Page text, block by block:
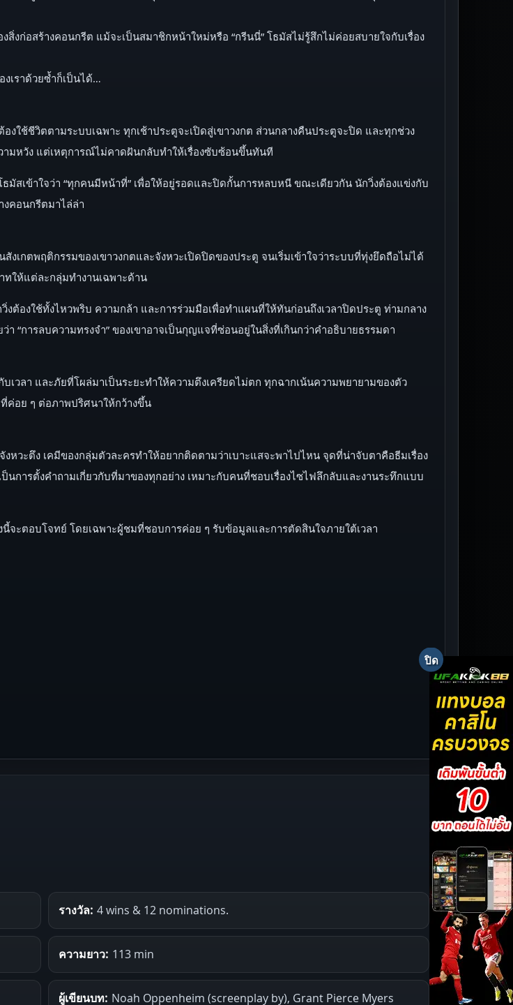
งก่อสร้างคอนกรีต แม้จะเป็นสมาชิกหน้าใหม่หรือ “กรีนนี่” โธมัสไม่รู้สึกไม่ค่อยสบายใจกับเรื่อง
เราด้วยซ้ำก็เป็นได้…
ใช้ชีวิตตามระบบเฉพาะ ทุกเช้าประตูจะเปิดสู่เขาวงกต ส่วนกลางคืนประตูจะปิด และทุกช่วง
ามหวัง แต่เหตุการณ์ไม่คาดฝันกลับทำให้เรื่องซับซ้อนขึ้นทันที
ธมัสเข้าใจว่า “ทุกคนมีหน้าที่” เพื่อให้อยู่รอดและปิดกั้นการหลบหนี ขณะเดียวกัน นักวิ่งต้องแข่งกับ
งคอนกรีตมาไล่ล่า
กตพฤติกรรมของเขาวงกตและจังหวะเปิดปิดของประตู จนเริ่มเข้าใจว่าระบบที่ทุ่งยึดถือไม่ได้
ทให้แต่ละกลุ่มทำงานเฉพาะด้าน
ต้องใช้ทั้งไหวพริบ ความกล้า และการร่วมมือเพื่อทำแผนที่ให้ทันก่อนถึงเวลาปิดประตู ท่ามกลาง
“การลบความทรงจำ” ของเขาอาจเป็นกุญแจที่ซ่อนอยู่ในสิ่งที่เกินกว่าคำอธิบายธรรมดา
เวลา และภัยที่โผล่มาเป็นระยะทำให้ความตึงเครียดไม่ตก ทุกฉากเน้นความพยายามของตัว
ที่ค่อย ๆ ต่อภาพปริศนาให้กว้างขึ้น
วะตึง เคมีของกลุ่มตัวละครทำให้อยากติดตามว่าเบาะแสจะพาไปไหน จุดที่น่าจับตาคือธีมเรื่อง
การตั้งคำถามเกี่ยวกับที่มาของทุกอย่าง เหมาะกับคนที่ชอบเรื่องไซไฟลึกลับและงานระทึกแบบ
ะตอบโจทย์ โดยเฉพาะผู้ชมที่ชอบการค่อย ๆ รับข้อมูลและการตัดสินใจภายใต้เวลา
รางวัล: 4 wins & 12 nominations.
ความยาว: 113 min
ผู้เขียนบท: Noah Oppenheim (screenplay by), Grant Pierce Myers